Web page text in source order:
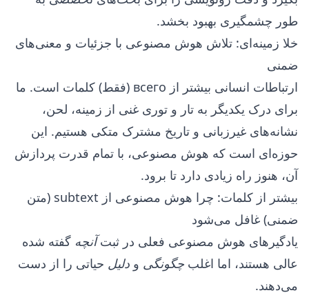
طور چشمگیری بهبود بخشد.
خلا زمینه‌ای: تلاش هوش مصنوعی با جزئیات و معنی‌های
ضمنی
ارتباطات انسانی بیشتر از всего (فقط) کلمات است. ما
برای درک یکدیگر به تار و توری غنی از زمینه، لحن،
نشانه‌های غیرزبانی و تاریخ مشترک متکی هستیم. این
حوزه‌ای است که هوش مصنوعی، با تمام قدرت پردازش
آن، هنوز راه زیادی دارد تا برود.
بیشتر از کلمات: چرا هوش مصنوعی از subtext (متن
ضمنی) غافل می‌شود
یادگیرهای هوش مصنوعی فعلی در ثبتآنچه گفته شده
عالی هستند، اما اغلب چگونگی و دلیل حیاتی را از دست
می‌دهند.